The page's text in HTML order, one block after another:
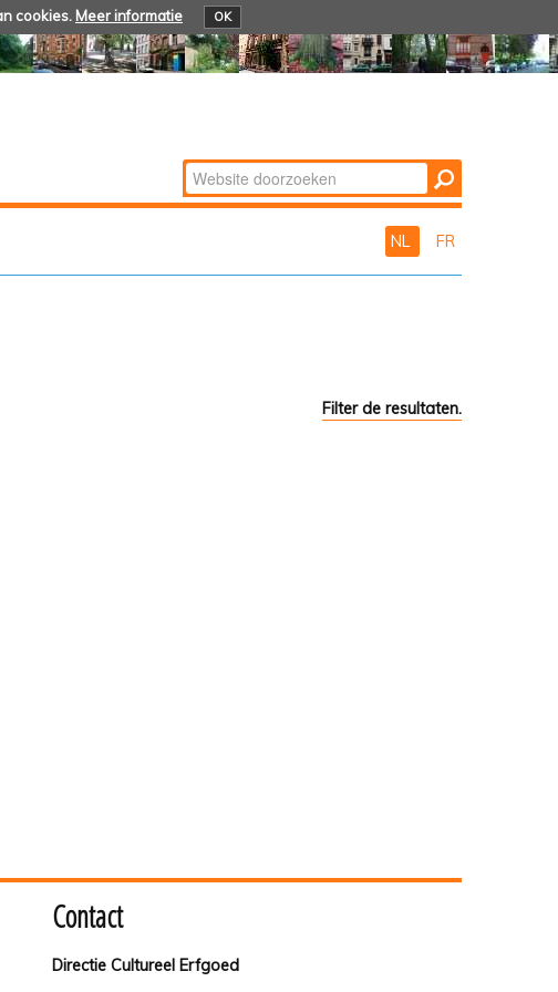
cookies. Meer informatie OK
Zoek
Geavanceerd
NL FR
Filter de resultaten.
Contact
Directie Cultureel Erfgoed